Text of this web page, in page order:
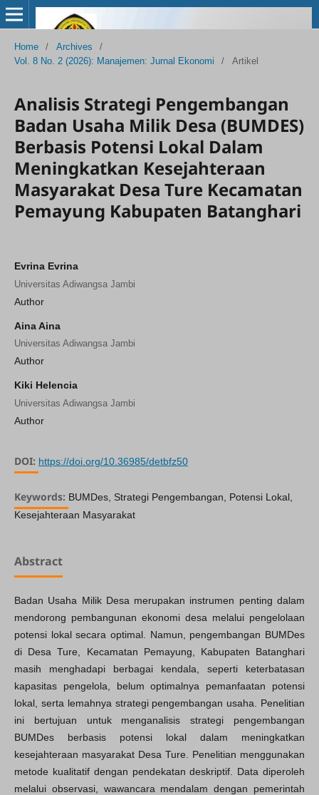
Home / Archives
/
Vol. 8 No. 2 (2026): Manajemen: Jurnal Ekonomi
/ Artikel
Analisis Strategi Pengembangan
Badan Usaha Milik Desa (BUMDES)
Berbasis Potensi Lokal Dalam
Meningkatkan Kesejahteraan
Masyarakat Desa Ture Kecamatan
Pemayung Kabupaten Batanghari
Evrina Evrina
Universitas Adiwangsa Jambi
Author
Aina Aina
Universitas Adiwangsa Jambi
Author
Kiki Helencia
Universitas Adiwangsa Jambi
Author
DOI: https://doi.org/10.36985/detbfz50
Keywords: BUMDes, Strategi Pengembangan, Potensi Lokal,
Kesejahteraan Masyarakat
Abstract
Badan Usaha Milik Desa merupakan instrumen penting dalam
mendorong pembangunan ekonomi desa melalui pengelolaan
potensi lokal secara optimal. Namun, pengembangan BUMDes
di Desa Ture, Kecamatan Pemayung, Kabupaten Batanghari
masih menghadapi berbagai kendala, seperti keterbatasan
kapasitas pengelola, belum optimalnya pemanfaatan potensi
lokal, serta lemahnya strategi pengembangan usaha. Penelitian
ini bertujuan untuk menganalisis strategi pengembangan
BUMDes berbasis potensi lokal dalam meningkatkan
kesejahteraan masyarakat Desa Ture. Penelitian menggunakan
metode kualitatif dengan pendekatan deskriptif. Data diperoleh
melalui observasi, wawancara mendalam dengan pemerintah